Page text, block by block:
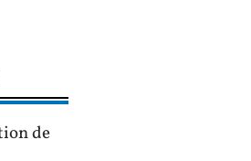
de